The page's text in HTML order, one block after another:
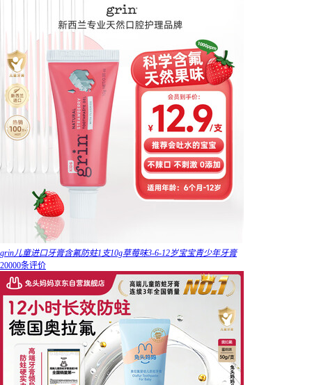
grin儿童进口牙膏含氟防蛀1支10g草莓味3-6-12岁宝宝青少年牙膏
20000条评价